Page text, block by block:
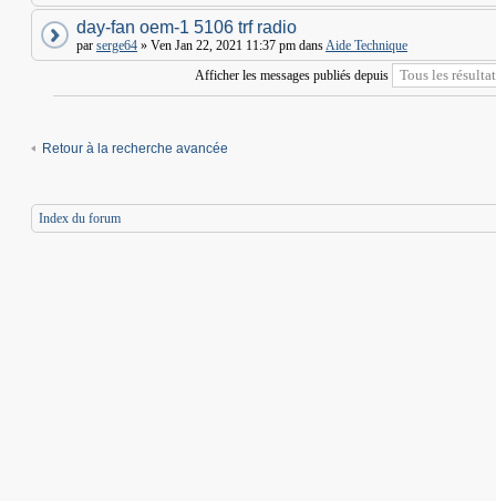
day-fan oem-1 5106 trf radio
par serge64 » Ven Jan 22, 2021 11:37 pm dansAide Technique
Afficher les messages publiés depuis
Retour à la recherche avancée
Index du forum